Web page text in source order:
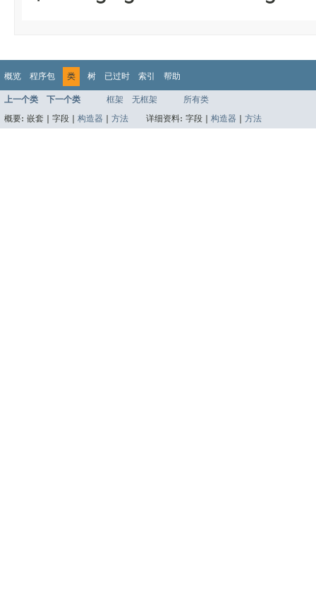
概览 程序包 类 树 已过时 索引 帮助
上一个类 下一个类 框架 无框架
所有类
概要: 嵌套 | 字段 | 构造器 方法 详细资料: 字段 | 构造器 方法